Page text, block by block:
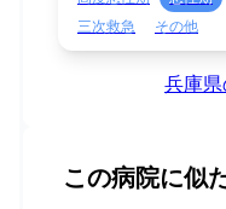
三次救急
その他
兵庫
この病院に似